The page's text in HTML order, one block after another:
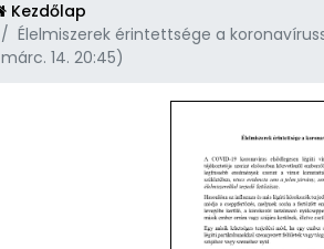
Kezdőlap
Élelmiszerek érintettsége a
márc. 14. 20:45)